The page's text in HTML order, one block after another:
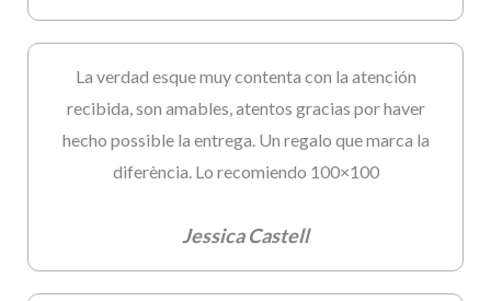
La verdad esque muy contenta con la atención
recibida, son amables, atentos gracias por haver
hecho possible la entrega. Un regalo que marca la
diferència. Lo recomiendo 100×100
Jessica Castell